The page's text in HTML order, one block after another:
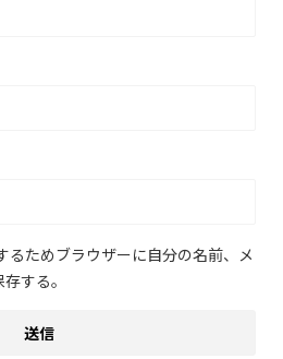
るためブラウザーに自分の名前、メ
する。